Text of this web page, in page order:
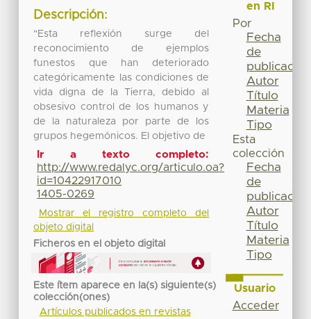
Descripción:
"Esta reflexión surge del
reconocimiento de ejemplos
funestos que han deteriorado
categóricamente las condiciones de
vida digna de la Tierra, debido al
obsesivo control de los humanos y
de la naturaleza por parte de los
grupos hegemónicos. El objetivo de
Ir a texto completo:
http://www.redalyc.org/articulo.oa?
id=10422917010
1405-0269
Mostrar el registro completo del
objeto digital
Ficheros en el objeto digital
Este ítem aparece en la(s) siguiente(s)
colección(ones)
Artículos publicados en revistas
en RI
Por
Fecha
de
publicación
Autor
Título
Materia
Tipo
Esta
colección
Fecha
de
publicación
Autor
Título
Materia
Tipo
Usuario
Acceder